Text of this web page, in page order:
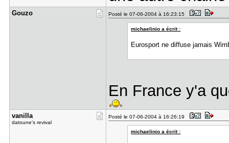
Gouzo Posté le 07-06-2004 à 16:23:15
michaelinio a écrit :
Eurosport ne diffuse jamais
En France y'a
vanilla
datoune's revival
Posté le 07-06-2004 à 16:26:19
michaelinio a écrit :